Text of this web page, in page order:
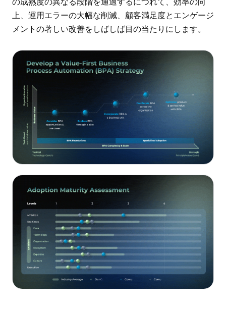
上、運用エラーの大幅な削減、顧客満足度とエンゲージ
メントの著しい改善をしばしば目の当たりにします。